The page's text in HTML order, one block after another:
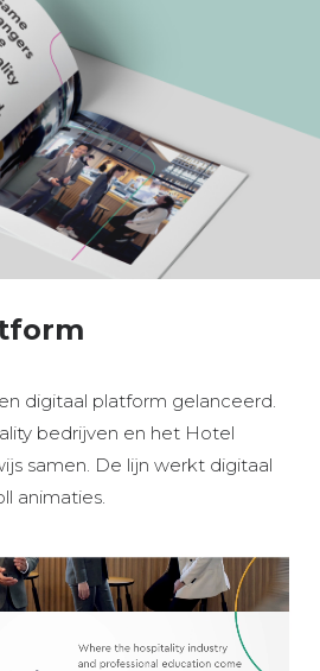
digitaal platform gelanceerd.
bedrijven en het Hotel
samen. De lijn werkt digitaal
animaties.